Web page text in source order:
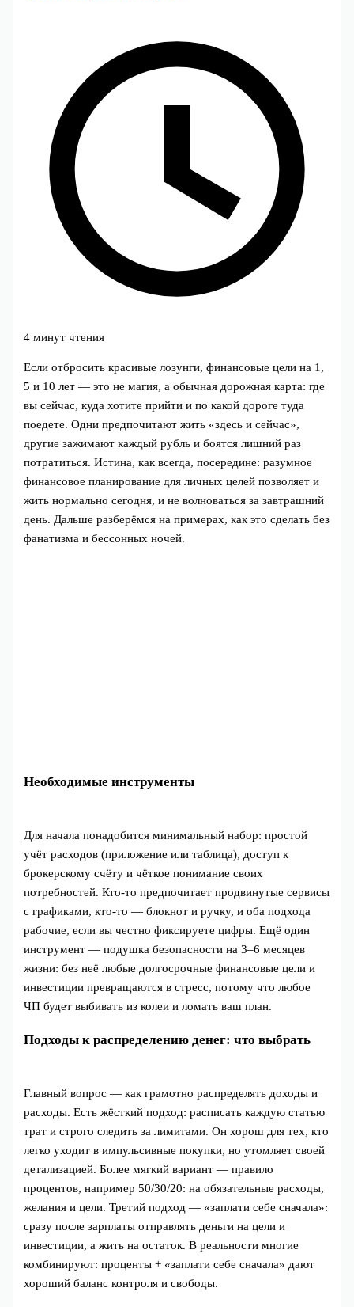
4 минут чтения
Если отбросить красивые лозунги, финансовые цели на 1,
5 и 10 лет — это не магия, а обычная дорожная карта: где
вы сейчас, куда хотите прийти и по какой дороге туда
поедете. Одни предпочитают жить «здесь и сейчас»,
другие зажимают каждый рубль и боятся лишний раз
потратиться. Истина, как всегда, посередине: разумное
финансовое планирование для личных целей позволяет и
жить нормально сегодня, и не волноваться за завтрашний
день. Дальше разберёмся на примерах, как это сделать без
фанатизма и бессонных ночей.
Необходимые инструменты
Для начала понадобится минимальный набор: простой
учёт расходов (приложение или таблица), доступ к
брокерскому счёту и чёткое понимание своих
потребностей. Кто-то предпочитает продвинутые сервисы
с графиками, кто-то — блокнот и ручку, и оба подхода
рабочие, если вы честно фиксируете цифры. Ещё один
инструмент — подушка безопасности на 3–6 месяцев
жизни: без неё любые долгосрочные финансовые цели и
инвестиции превращаются в стресс, потому что любое
ЧП будет выбивать из колеи и ломать ваш план.
Подходы к распределению денег: что выбрать
Главный вопрос — как грамотно распределять доходы и
расходы. Есть жёсткий подход: расписать каждую статью
трат и строго следить за лимитами. Он хорош для тех, кто
легко уходит в импульсивные покупки, но утомляет своей
детализацией. Более мягкий вариант — правило
процентов, например 50/30/20: на обязательные расходы,
желания и цели. Третий подход — «заплати себе сначала»:
сразу после зарплаты отправлять деньги на цели и
инвестиции, а жить на остаток. В реальности многие
комбинируют: проценты + «заплати себе сначала» дают
хороший баланс контроля и свободы.